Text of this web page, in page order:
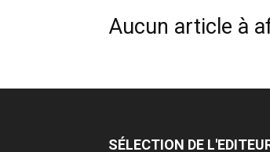
Aucun article à
SÉLECTION DE